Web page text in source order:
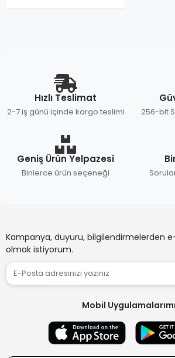
Hızlı Teslimat
2-7 iş günü içinde kargo teslimi 256-bit
Geniş Ürün Yelpazesi
Binlerce ürün seçeneği
Kampanya, duyuru, bilgilendirmelerden
olmak istiyorum.
Mobil